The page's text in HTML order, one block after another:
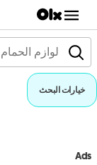
خيارات البحث
Ads